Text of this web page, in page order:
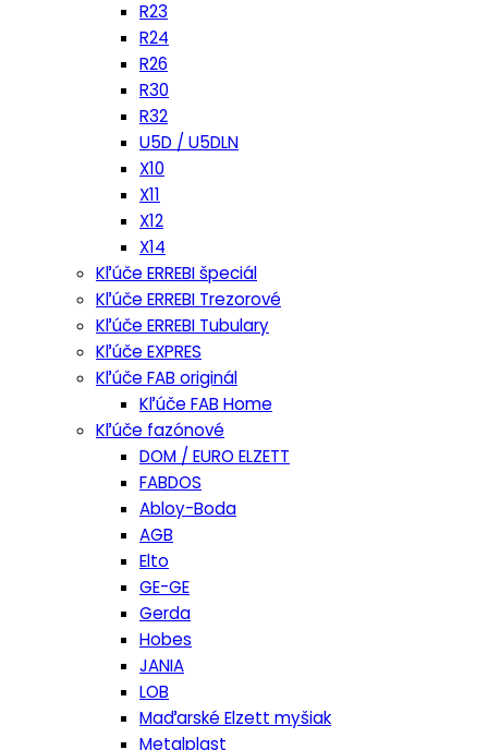
R23
R24
R26
R30
R32
U5D / U5DLN
X10
X11
X12
X14
Kľúče ERREBI špeciál
Kľúče ERREBI Trezorové
Kľúče ERREBI Tubulary
Kľúče EXPRES
Kľúče FAB originál
Kľúče FAB Home
Kľúče fazónové
DOM / EURO ELZETT
FABDOS
Abloy-Boda
AGB
Elto
GE-GE
Gerda
Hobes
JANIA
LOB
Maďarské Elzett myšiak
Metalplast